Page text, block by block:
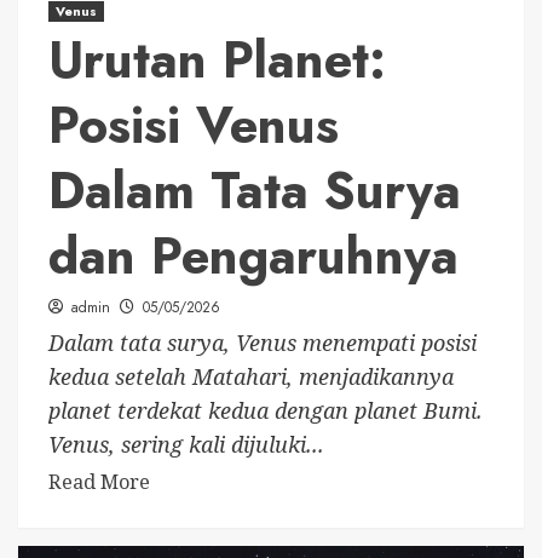
Venus
Urutan Planet:
Posisi Venus
Dalam Tata Surya
dan Pengaruhnya
admin 05/05/2026
Dalam tata surya, Venus menempati posisi
kedua setelah Matahari, menjadikannya
planet terdekat kedua dengan planet Bumi.
Venus, sering kali dijuluki...
Read More